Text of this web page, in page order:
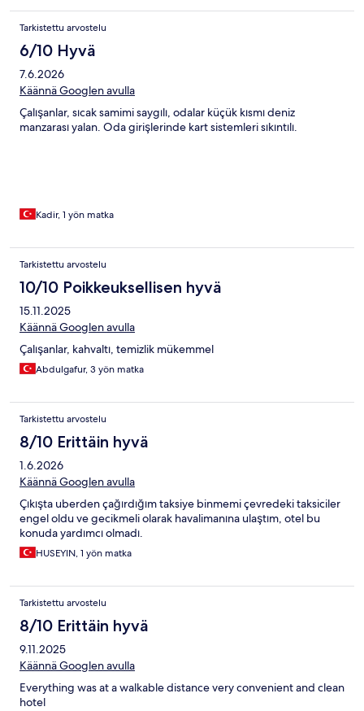
Tarkistettu arvostelu
6/10 Hyvä
7.6.2026
Käännä Googlen avulla
Çalışanlar, sıcak samimi saygılı, odalar küçük kısmı deniz
manzarası yalan. Oda girişlerinde kart sistemleri sıkıntılı.
Kadir, 1 yön matka
Tarkistettu arvostelu
10/10 Poikkeuksellisen hyvä
15.11.2025
Käännä Googlen avulla
Çalışanlar, kahvaltı, temizlik mükemmel
Abdulgafur, 3 yön matka
Tarkistettu arvostelu
8/10 Erittäin hyvä
1.6.2026
Käännä Googlen avulla
Çıkışta uberden çağırdığım taksiye binmemi çevredeki taksiciler
engel oldu ve gecikmeli olarak havalimanına ulaştım, otel bu
konuda yardımcı olmadı.
HUSEYIN, 1 yön matka
Tarkistettu arvostelu
8/10 Erittäin hyvä
9.11.2025
Käännä Googlen avulla
Everything was at a walkable distance very convenient and clean
hotel